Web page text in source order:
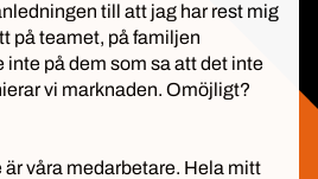
till att jag har rest mig
på teamet, på familjen
inte på dem som sa att det inte
vi marknaden. Omöjligt?
våra medarbetare. Hela mitt